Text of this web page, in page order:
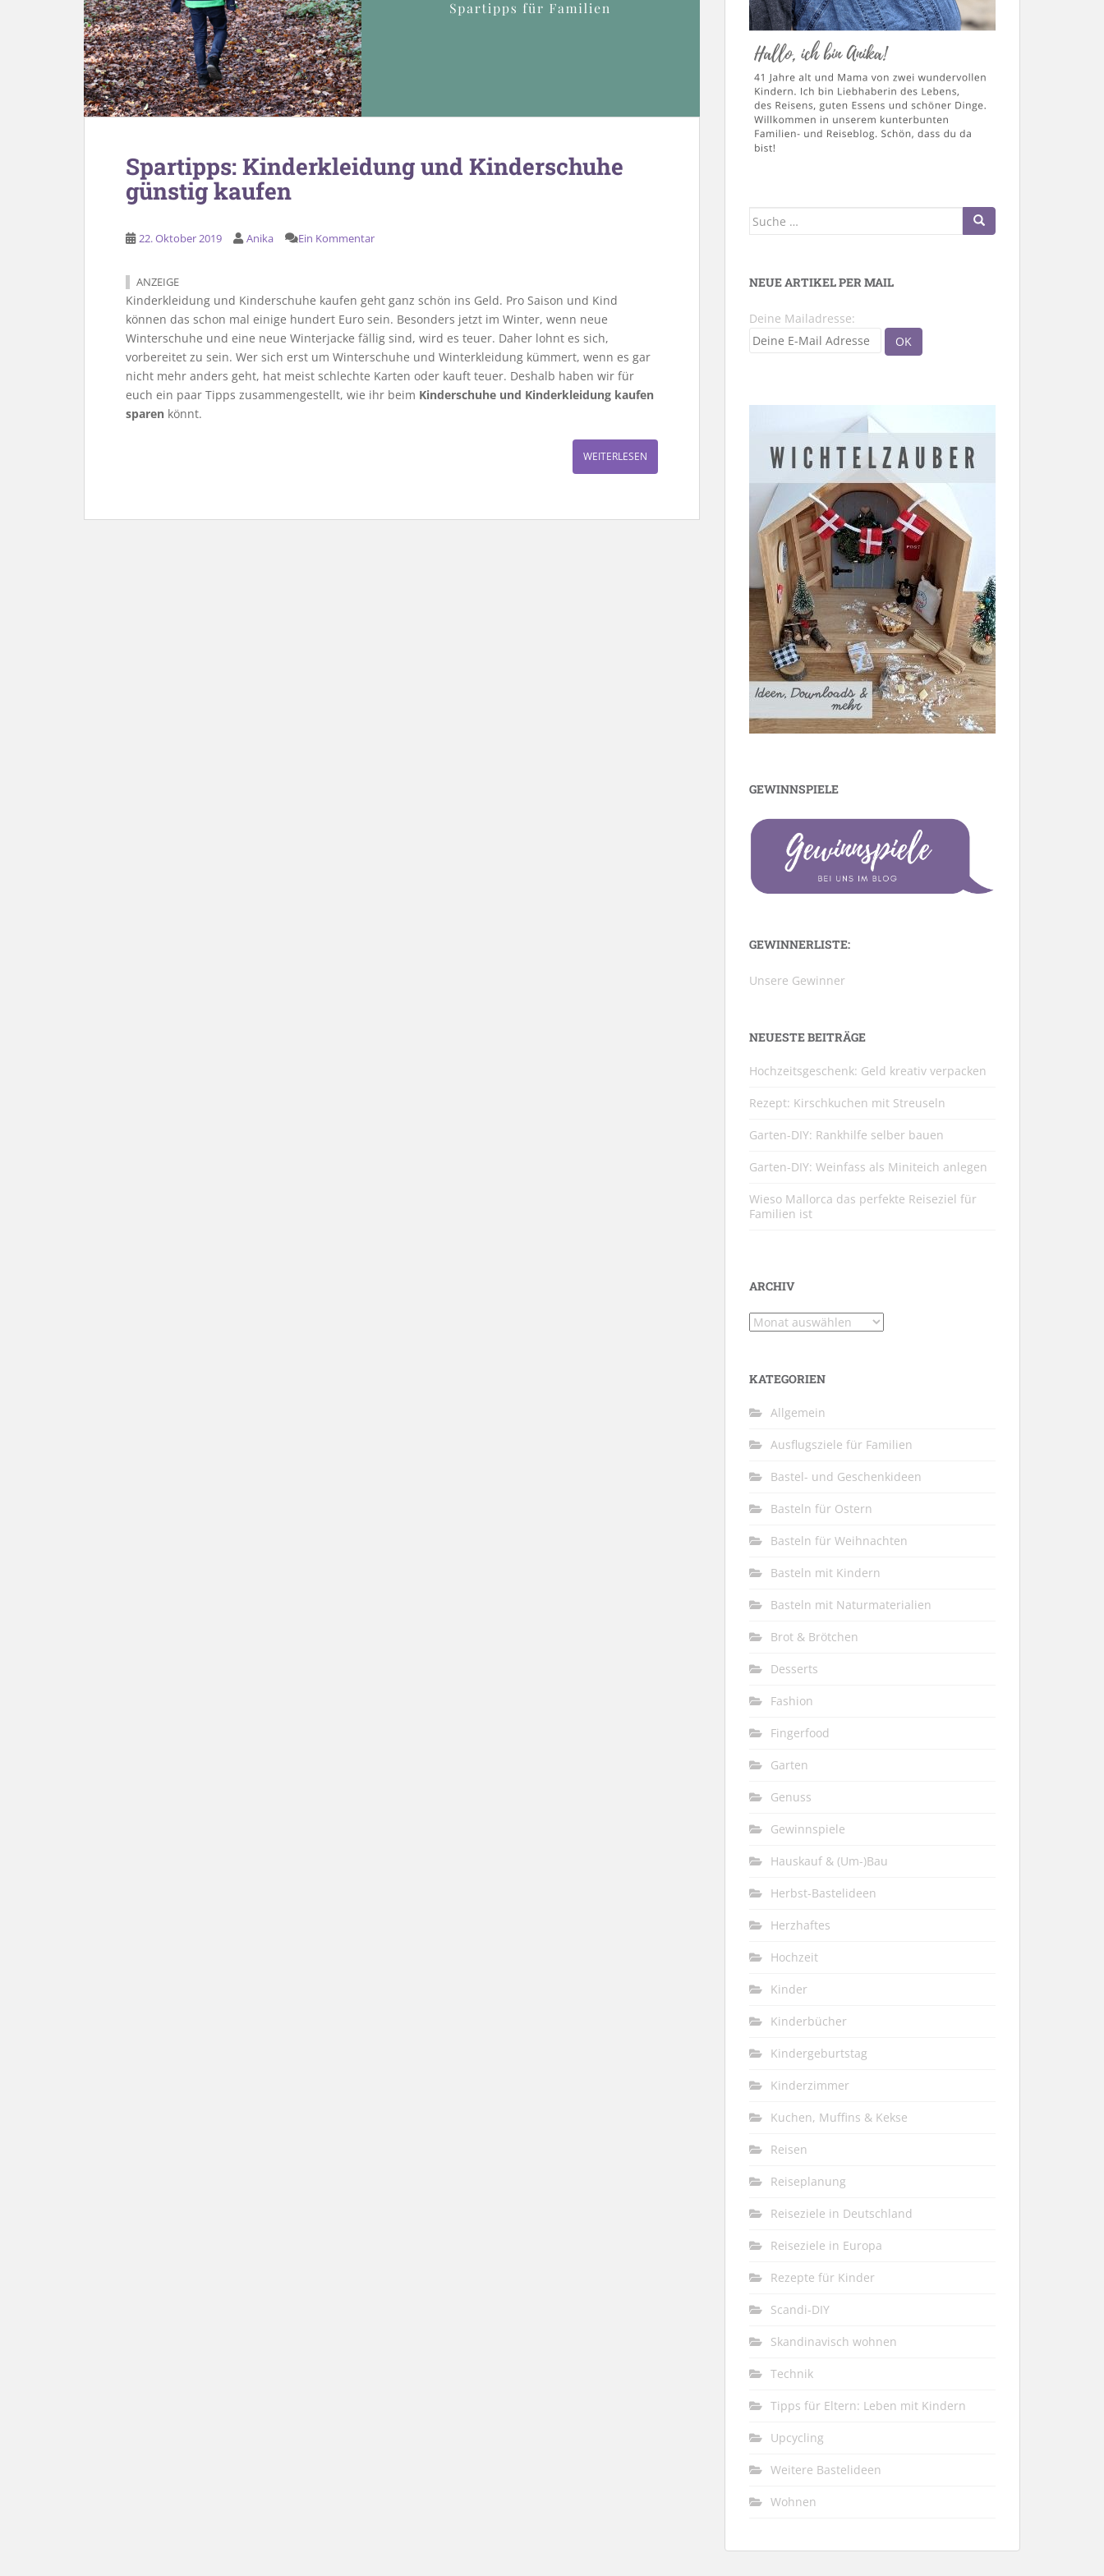
Spartipps: Kinderkleidung und Kinderschuhe
günstig kaufen
22. Oktober 2019 Anika Ein Kommentar
ANZEIGE
Kinderkleidung und Kinderschuhe kaufen geht ganz schön ins Geld. Pro Saison und Kind
können das schon mal einige hundert Euro sein. Besonders jetzt im Winter, wenn neue
Winterschuhe und eine neue Winterjacke fällig sind, wird es teuer. Daher lohnt es sich,
vorbereitet zu sein. Wer sich erst um Winterschuhe und Winterkleidung kümmert, wenn es gar
nicht mehr anders geht, hat meist schlechte Karten oder kauft teuer. Deshalb haben wir für
euch ein paar Tipps zusammengestellt, wie ihr beim Kinderschuhe und Kinderkleidung kaufen
sparen könnt.
WEITERLESEN
Suche
NEUE ARTIKEL PER MAIL
Deine Mailadresse:
GEWINNSPIELE
GEWINNERLISTE:
Unsere Gewinner
NEUESTE BEITRÄGE
Hochzeitsgeschenk: Geld kreativ verpacken
Rezept: Kirschkuchen mit Streuseln
Garten-DIY: Rankhilfe selber bauen
Garten-DIY: Weinfass als Miniteich anlegen
Wieso Mallorca das perfekte Reiseziel für
Familien ist
ARCHIV
Archiv
KATEGORIEN
Allgemein
Ausflugsziele für Familien
Bastel- und Geschenkideen
Basteln für Ostern
Basteln für Weihnachten
Basteln mit Kindern
Basteln mit Naturmaterialien
Brot & Brötchen
Desserts
Fashion
Fingerfood
Garten
Genuss
Gewinnspiele
Hauskauf & (Um-)Bau
Herbst-Bastelideen
Herzhaftes
Hochzeit
Kinder
Kinderbücher
Kindergeburtstag
Kinderzimmer
Kuchen, Muffins & Kekse
Reisen
Reiseplanung
Reiseziele in Deutschland
Reiseziele in Europa
Rezepte für Kinder
Scandi-DIY
Skandinavisch wohnen
Technik
Tipps für Eltern: Leben mit Kindern
Upcycling
Weitere Bastelideen
Wohnen